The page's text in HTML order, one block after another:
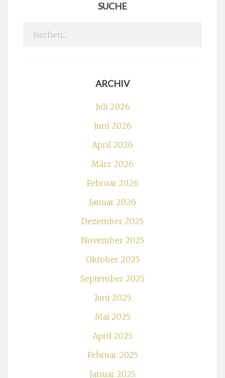
SUCHE
Search
ARCHIV
Juli 2026
Juni 2026
April 2026
März 2026
Februar 2026
Januar 2026
Dezember 2025
November 2025
Oktober 2025
September 2025
Juni 2025
Mai 2025
April 2025
Februar 2025
Januar 2025